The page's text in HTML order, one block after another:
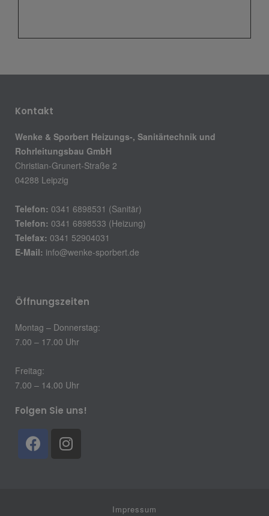
Kontakt
Wenke & Sporbert Heizungs-, Sanitärtechnik und
Rohrleitungsbau GmbH
Christian-Grunert-Straße 2
04288 Leipzig
Telefon: 0341 6898531 (Sanitär)
Telefon: 0341 6898533 (Heizung)
Telefax: 0341 52904031
E-Mail: info@wenke-sporbert.de
Öffnungszeiten
Montag – Donnerstag:
7.00 – 17.00 Uhr
Freitag:
7.00 – 14.00 Uhr
Folgen Sie uns!
Impressum